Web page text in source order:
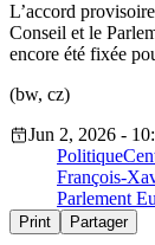
L’accord
Conseil et le
encore été fixée
(bw, cz)
Jun 2, 2026 -
Politique
François-
Parlement
Print Partager